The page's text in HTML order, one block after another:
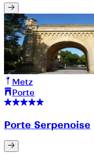
Metz
Porte
Porte Serpenoise